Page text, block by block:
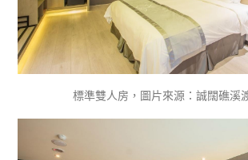
標準雙人房，圖片來源：誠闊礁溪